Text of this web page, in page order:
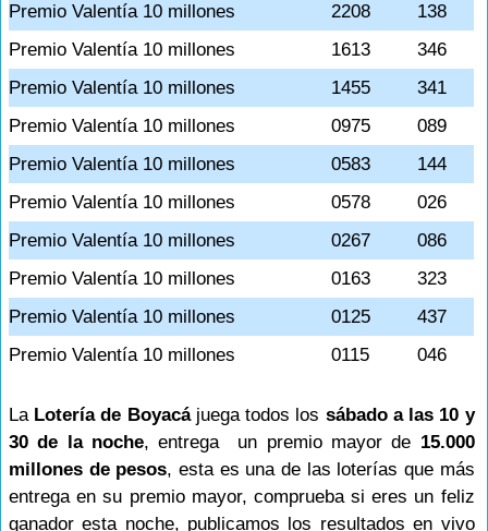
Premio Valentía 10 millones
2208
138
Premio Valentía 10 millones
1613
346
Premio Valentía 10 millones
1455
341
Premio Valentía 10 millones
0975
089
Premio Valentía 10 millones
0583
144
Premio Valentía 10 millones
0578
026
Premio Valentía 10 millones
0267
086
Premio Valentía 10 millones
0163
323
Premio Valentía 10 millones
0125
437
Premio Valentía 10 millones
0115 046
La Lotería de Boyacá juega todos los sábado a las 10 y
30 de la noche, entrega un premio mayor de 15.000
millones de pesos, esta es una de las loterías que más
entrega en su premio mayor, comprueba si eres un feliz
ganador esta noche, publicamos los resultados en vivo